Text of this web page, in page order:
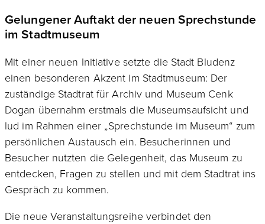
Gelungener Auftakt der neuen Sprechstunde
im Stadtmuseum
Mit einer neuen Initiative setzte die Stadt Bludenz
einen besonderen Akzent im Stadtmuseum: Der
zuständige Stadtrat für Archiv und Museum Cenk
Dogan übernahm erstmals die Museumsaufsicht und
lud im Rahmen einer „Sprechstunde im Museum“ zum
persönlichen Austausch ein. Besucherinnen und
Besucher nutzten die Gelegenheit, das Museum zu
entdecken, Fragen zu stellen und mit dem Stadtrat ins
Gespräch zu kommen.
Die neue Veranstaltungsreihe verbindet den